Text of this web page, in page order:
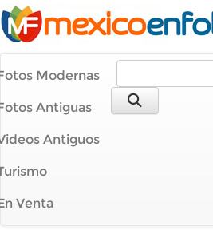
Modernas
Antiguas
Antiguos
Venta